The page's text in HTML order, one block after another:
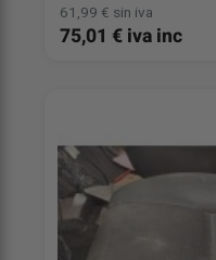
61,99 € sin iva
75,01 € iva inc